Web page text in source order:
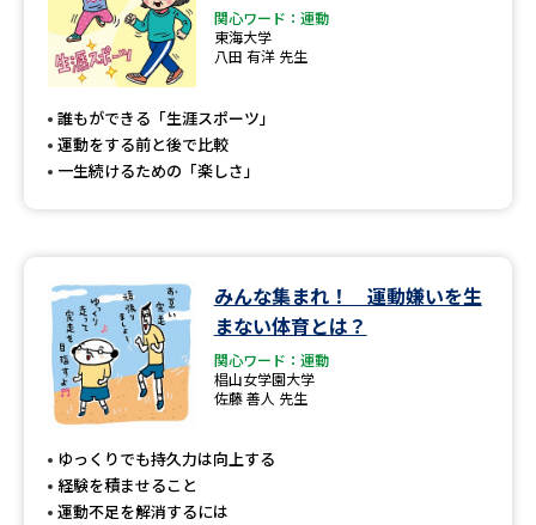
関心ワード：運動
東海大学
八田 有洋 先生
誰もができる「生涯スポーツ」
運動をする前と後で比較
一生続けるための「楽しさ」
みんな集まれ！ 運動嫌いを生
まない体育とは？
関心ワード：運動
椙山女学園大学
佐藤 善人 先生
ゆっくりでも持久力は向上する
経験を積ませること
運動不足を解消するには